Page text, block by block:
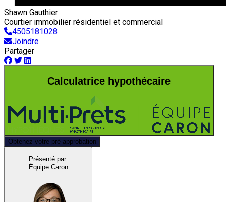
Shawn Gauthier
Courtier immobilier résidentiel et commercial
4505181028
Joindre
Partager
Calculatrice hypothécaire
Obtenez votre pré-approbation
Présenté par
Équipe Caron